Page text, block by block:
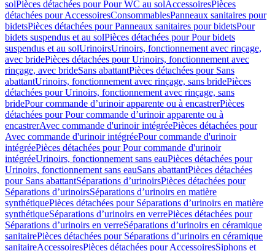
solPièces détachées pour Pour WC au solAccessoiresPièces
détachées pour AccessoiresConsommablesPanneaux sanitaires pour
bidetsPièces détachées pour Panneaux sanitaires pour bidetsPour
bidets suspendus et au solPièces détachées pour Pour bidets
suspendus et au solUrinoirsUrinoirs, fonctionnement avec rinçage,
avec bridePièces détachées pour Urinoirs, fonctionnement avec
rinçage, avec brideSans abattantPièces détachées pour Sans
abattantUrinoirs, fonctionnement avec rinçage, sans bridePièces
détachées pour Urinoirs, fonctionnement avec rinçage, sans
bridePour commande d’urinoir apparente ou à encastrerPièces
détachées pour Pour commande d’urinoir apparente ou à
encastrerAvec commande d'urinoir intégréePièces détachées pour
Avec commande d'urinoir intégréePour commande d'urinoir
intégréePièces détachées pour Pour commande d'urinoir
intégréeUrinoirs, fonctionnement sans eauPièces détachées pour
Urinoirs, fonctionnement sans eauSans abattantPièces détachées
pour Sans abattantSéparations d’urinoirsPièces détachées pour
Séparations d’urinoirsSéparations d’urinoirs en matière
synthétiquePièces détachées pour Séparations d’urinoirs en matière
synthétiqueSéparations d’urinoirs en verrePièces détachées pour
Séparations d’urinoirs en verreSéparations d’urinoirs en céramique
sanitairePièces détachées pour Séparations d’urinoirs en céramique
sanitaireAccessoiresPièces détachées pour AccessoiresSiphons et